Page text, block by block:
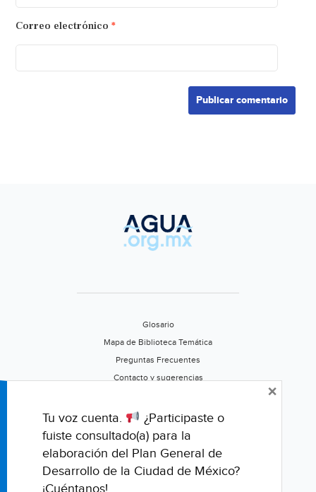
Correo electrónico *
Glosario
Mapa de Biblioteca Temática
Preguntas Frecuentes
Contacto y sugerencias
Califica este portal
Tu voz cuenta.
¿Participaste o
fuiste consultado(a) para la
elaboración del Plan General de
Desarrollo de la Ciudad de México?
¡Cuéntanos!
×